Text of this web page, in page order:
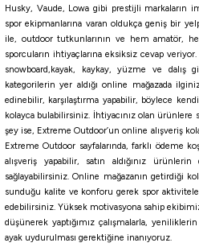
Husky, Vaude, Lowa gibi prestijli markaların
spor ekipmanlarına varan oldukça geniş bir
ile, outdoor tutkunlarının ve hem amatör,
sporcuların ihtiyaçlarına eksiksiz cevap
snowboard,kayak, kaykay, yüzme ve dalış
kategorilerin yer aldığı online mağazada
edinebilir, karşılaştırma yapabilir, böylece
kolayca bulabilirsiniz. İhtiyacınız olan
şey ise, Extreme Outdoor’un online alışveriş
Extreme Outdoor sayfalarında, farklı ödeme
alışveriş yapabilir, satın aldığınız
sağlayabilirsiniz. Online mağazanın getirdiği
sunduğu kalite ve konforu gerek spor
edebilirsiniz. Yüksek motivasyona sahip
düşünerek yaptığımız çalışmalarla,
ayak uydurulması gerektiğine inanıyoruz.